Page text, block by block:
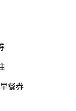
餐券